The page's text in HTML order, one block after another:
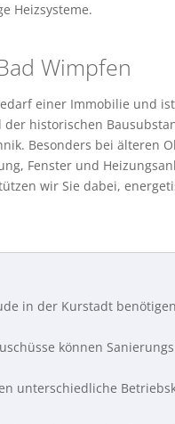
Heizsysteme.
Wimpfen
einer Immobilie und
historischen
Besonders bei älteren
Fenster und
wir Sie dabei,
in der Kurstadt
können
unterschiedliche